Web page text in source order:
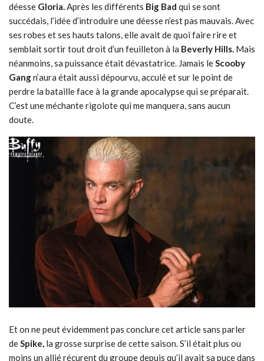
déesse Gloria.Après les différents Big Bad qui se sont
succédais, l’idée d’introduire une déesse n’est pas mauvais. Avec
ses robes et ses hauts talons, elle avait de quoi faire rire et
semblait sortir tout droit d’un feuilleton à la Beverly Hills. Mais
néanmoins, sa puissance était dévastatrice. Jamais leScooby
Gangn’aura était aussi dépourvu, acculé et sur le point de
perdre la bataille face à la grande apocalypse qui se préparait.
C’est une méchante rigolote qui me manquera, sans aucun
doute.
Et on ne peut évidemment pas conclure cet article sans parler
deSpike, la grosse surprise de cette saison. S’il était plus ou
moins un allié récurent du groupe depuis qu’il avait sa puce dans